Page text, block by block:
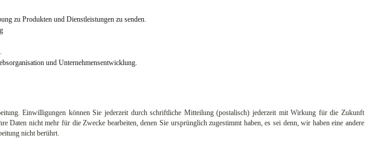
zu Produkten und Dienstleistungen zu senden.
und Unternehmensentwicklung.
Einwilligungen können Sie jederzeit durch schriftliche Mitteilung (postalisch) jederzeit mit Wirkung für die Zukunft
nicht mehr für die Zwecke bearbeiten, denen Sie ursprünglich zugestimmt haben, es sei denn, wir haben eine andere
nicht berührt.